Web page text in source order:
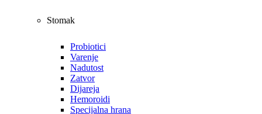
Stomak
Probiotici
Varenje
Nadutost
Zatvor
Dijareja
Hemoroidi
Specijalna hrana